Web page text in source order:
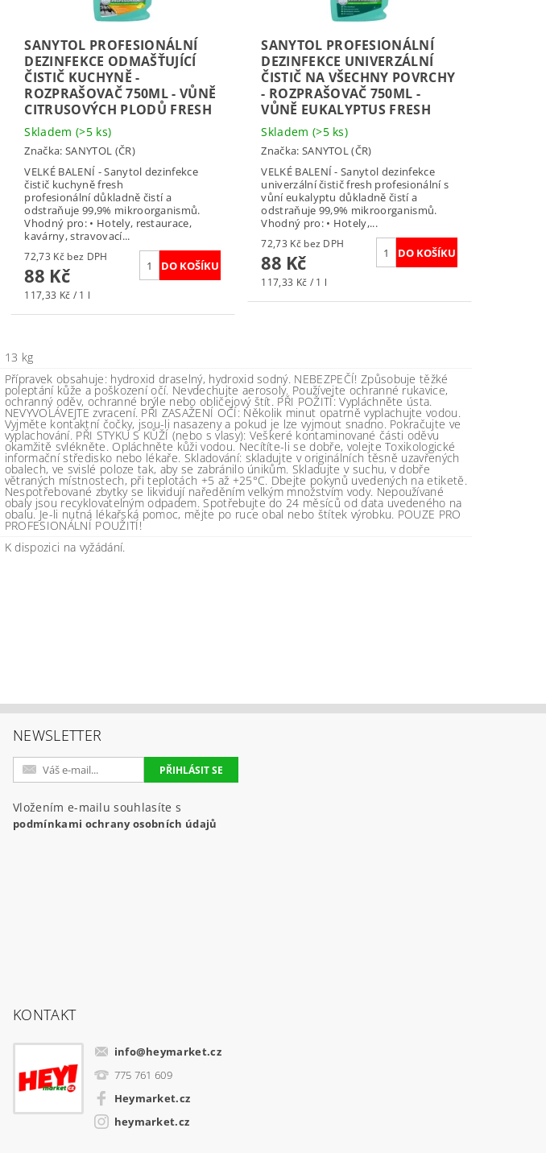
SANYTOL PROFESIONÁLNÍ
DEZINFEKCE ODMAŠŤUJÍCÍ
ČISTIČ KUCHYNĚ -
ROZPRAŠOVAČ 750ML - VŮNĚ
CITRUSOVÝCH PLODŮ FRESH
Skladem(>5 ks)
Značka:SANYTOL (ČR)
VELKÉ BALENÍ - Sanytol dezinfekce
čistič kuchyně fresh
profesionální důkladně čistí a
odstraňuje 99,9% mikroorganismů.
Vhodný pro: • Hotely, restaurace,
kavárny, stravovací...
72,73 Kč bez DPH
88 Kč
117,33 Kč / 1 l
SANYTOL PROFESIONÁLNÍ
DEZINFEKCE UNIVERZÁLNÍ
ČISTIČ NA VŠECHNY POVRCHY
- ROZPRAŠOVAČ 750ML -
VŮNĚ EUKALYPTUS FRESH
Skladem (>5 ks)
Značka: SANYTOL (ČR)
VELKÉ BALENÍ - Sanytol dezinfekce
univerzální čistič fresh profesionální s
vůní eukalyptu důkladně čistí a
odstraňuje 99,9% mikroorganismů.
Vhodný pro: • Hotely,...
72,73 Kč bez DPH
88 Kč
117,33 Kč / 1 l
13 kg
Přípravek obsahuje: hydroxid draselný, hydroxid sodný. NEBEZPEČÍ! Způsobuje těžké
poleptání kůže a poškození očí. Nevdechujte aerosoly. Používejte ochranné rukavice,
ochranný oděv, ochranné brýle nebo obličejový štít. PŘI POŽITÍ: Vypláchněte ústa.
NEVYVOLÁVEJTE zvracení. PŘI ZASAŽENÍ OČÍ: Několik minut opatrně vyplachujte vodou.
Vyjměte kontaktní čočky, jsou-li nasazeny a pokud je lze vyjmout snadno. Pokračujte ve
vyplachování. PŘI STYKU S KŮŽÍ (nebo s vlasy): Veškeré kontaminované části oděvu
okamžitě svlékněte. Opláchněte kůži vodou. Necítíte-li se dobře, volejte Toxikologické
informační středisko nebo lékaře. Skladování: skladujte v originálních těsně uzavřených
obalech, ve svislé poloze tak, aby se zabránilo únikům. Skladujte v suchu, v dobře
větraných místnostech, při teplotách +5 až +25°C. Dbejte pokynů uvedených na etiketě.
Nespotřebované zbytky se likvidují naředěním velkým množstvím vody. Nepoužívané
obaly jsou recyklovatelným odpadem. Spotřebujte do 24 měsíců od data uvedeného na
obalu. Je-li nutná lékařská pomoc, mějte po ruce obal nebo štítek výrobku. POUZE PRO
PROFESIONÁLNÍ POUŽITÍ!
K dispozici na vyžádání.
NEWSLETTER
Vložením e-mailu souhlasíte s
podmínkami ochrany osobních údajů
KONTAKT
info@heymarket.cz
775 761 609
Heymarket.cz
heymarket.cz